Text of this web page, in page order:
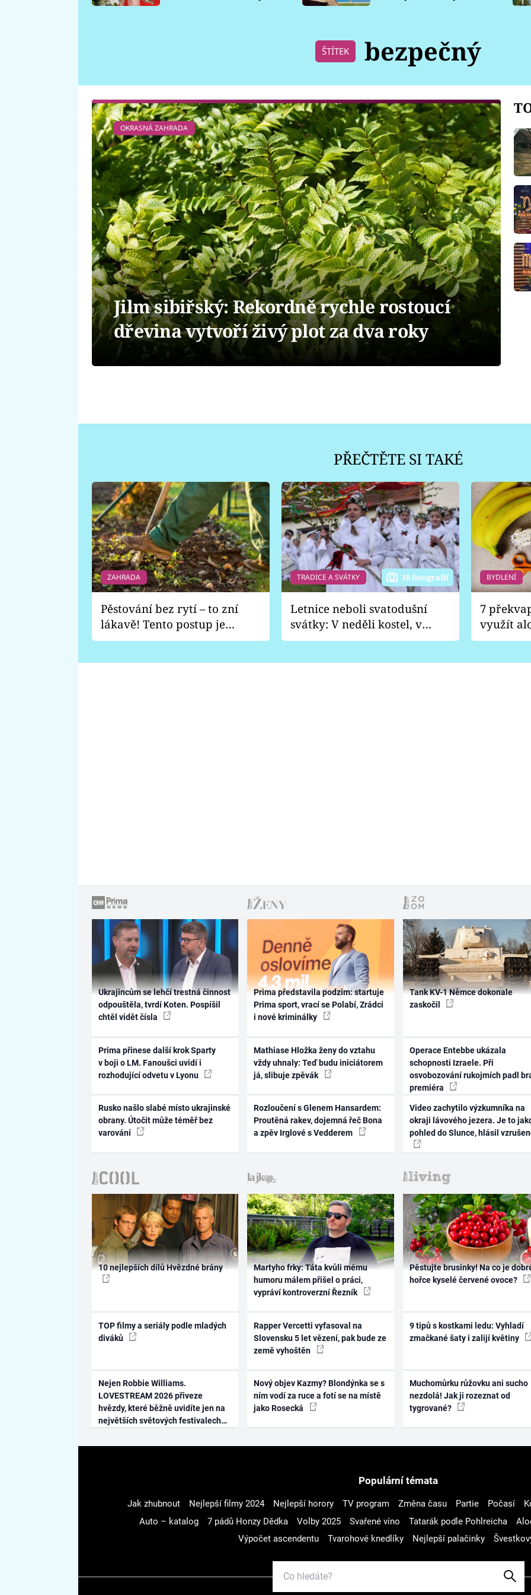
ŠTÍTEK bezpečný
OKRASNÁ ZAHRADA
Jilm sibiřský: Rekordně rychle rostoucí
dřevina vytvoří živý plot za dva roky
PŘEČTĚTE SI TAKÉ
ZAHRADA
Pěstování bez rytí – to zní
lákavě! Tento postup je
vhodný jen pro některé
TRADICE A SVÁTKY 10 fotografií
Letnice neboli svatodušní
svátky: V neděli kostel, v
pondělí zábava
BYDLENÍ
7
využít
Ukrajincům se lehčí trestná činnost
odpouštěla, tvrdí Koten. Pospíšil
chtěl vidět čísla
Prima přinese další krok Sparty
v boji o LM. Fanoušci uvidí i
rozhodující odvetu v Lyonu
Rusko našlo slabé místo ukrajinské
obrany. Útočit může téměř bez
varování
Prima představila podzim: startuje
Prima sport, vrací se Polabí, Zrádci
i nové kriminálky
Mathiase Hložka ženy do vztahu
vždy uhnaly: Teď budu iniciátorem
já, slibuje zpěvák
Rozloučení s Glenem Hansardem:
Proutěná rakev, dojemná řeč Bona
a zpěv Irglové s Vedderem
Tank KV-1 Němce dokonale
zaskočil
Operace Entebbe ukázala
schopnosti Izraele. Při
osvobozování rukojmích padl
premiéra
Video zachytilo výzkumníka na
okraji lávového jezera. Je to
pohled do Slunce, hlásil
10 nejlepších dílů Hvězdné brány
TOP filmy a seriály podle mladých
diváků
Nejen Robbie Williams.
LOVESTREAM 2026 přiveze
hvězdy, které běžně uvidíte jen na
největších světových festivalech
Martyho frky: Táta kvůli mému
humoru málem přišel o práci,
vypráví kontroverzní Řezník
Rapper Vercetti vyfasoval na
Slovensku 5 let vězení, pak bude ze
země vyhoštěn
Nový objev Kazmy? Blondýnka se s
ním vodí za ruce a fotí se na místě
jako Rosecká
Pěstujte brusinky! Na co je
hořce kyselé červené ovoce?
9 tipů s kostkami ledu: Vyhladí
zmačkané šaty i zalijí květiny
Muchomůrku růžovku ani sucho
nezdolá! Jak ji rozeznat od
tygrované?
Populární témata
Jak zhubnout Nejlepší filmy 2024 Nejlepší horory TV program Změna času Partie Počasí
Auto – katalog
7 pádů Honzy Dědka Volby 2025 Svařené víno Tatarák podle Pohlreicha
Výpočet ascendentu
Tvarohové knedlíky Nejlepší palačinky